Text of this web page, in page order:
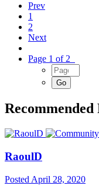
Prev
1
2
Next
Page 1 of 2
Recommended
RaoulD
Posted April 28, 2020